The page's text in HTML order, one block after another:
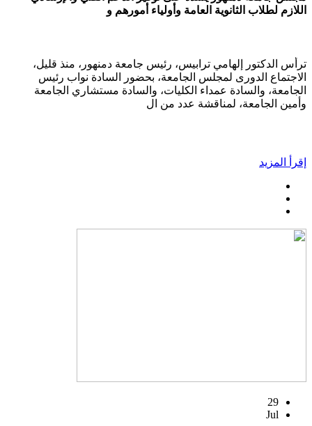
اللازم لطلاب الثانوية العامة وأولياء أمورهم و
ترأس الدكتور إلهامي ترابيس، رئيس جامعة دمنهور، منذ قليل،
الاجتماع الدورى لمجلس الجامعة، بحضور السادة نواب رئيس
الجامعة، والسادة عمداء الكليات، والسادة مستشاري الجامعة
وأمين الجامعة، لمناقشة عدد من ال
إقرأ المزيد
29
Jul